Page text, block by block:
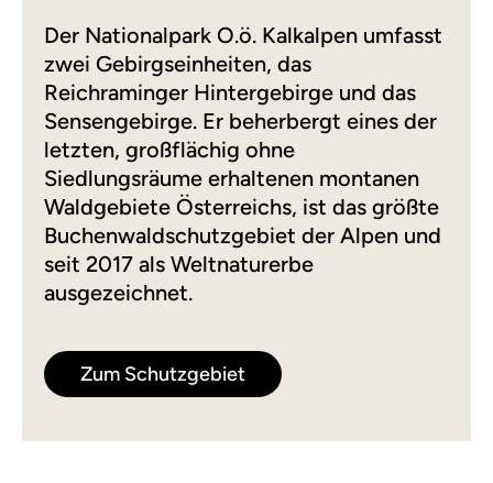
Der Nationalpark O.ö. Kalkalpen umfasst
zwei Gebirgseinheiten, das
Reichraminger Hintergebirge und das
Sensengebirge. Er beherbergt eines der
letzten, großflächig ohne
Siedlungsräume erhaltenen montanen
Waldgebiete Österreichs, ist das größte
Buchenwaldschutzgebiet der Alpen und
seit 2017 als Weltnaturerbe
ausgezeichnet.
Zum Schutzgebiet